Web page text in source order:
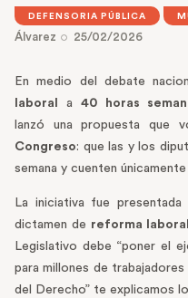
DEFENSORIA PÚBLICA
Álvarez
25/02/2026
En medio del debate
laboral
a40 horas
lanzó una propuesta que
Congreso: que las y los
semana y cuenten
La iniciativa fue
dictamen de reforma laboral
Legislativo debe “poner el
para millones de
del Derecho” te explicamos